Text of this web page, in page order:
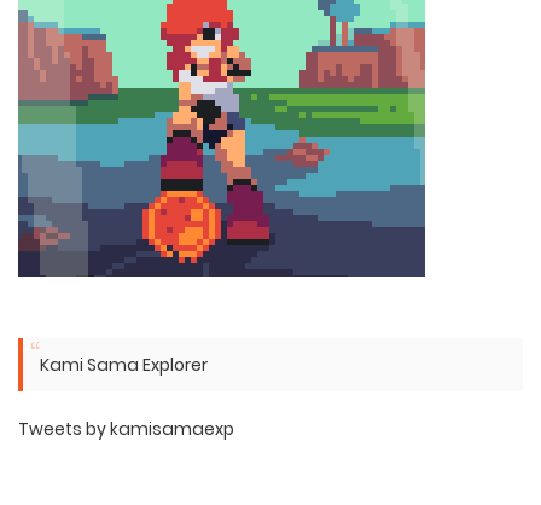
Kami Sama Explorer
Tweets by kamisamaexp